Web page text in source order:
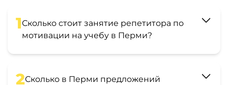
1Сколько стоит занятие репетитора по
мотивации на учебу в Перми?
2Сколько в Перми предложений